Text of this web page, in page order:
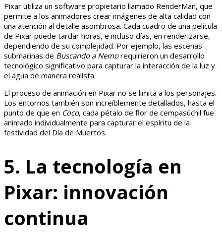
Pixar utiliza un software propietario llamado RenderMan, que
permite a los animadores crear imágenes de alta calidad con
una atención al detalle asombrosa. Cada cuadro de una película
de Pixar puede tardar horas, e incluso días, en renderizarse,
dependiendo de su complejidad. Por ejemplo, las escenas
submarinas de Buscando a Nemorequirieron un desarrollo
tecnológico significativo para capturar la interacción de la luz y
el agua de manera realista.
El proceso de animación en Pixar no se limita a los personajes.
Los entornos también son increíblemente detallados, hasta el
punto de que en Coco, cada pétalo de flor de cempasúchil fue
animado individualmente para capturar el espíritu de la
festividad del Día de Muertos.
5. La tecnología en
Pixar: innovación
continua